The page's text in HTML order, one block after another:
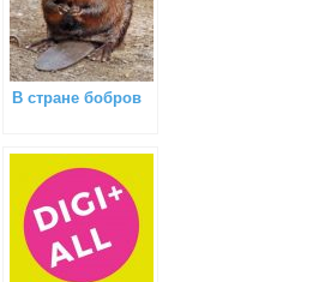
В стране бобров